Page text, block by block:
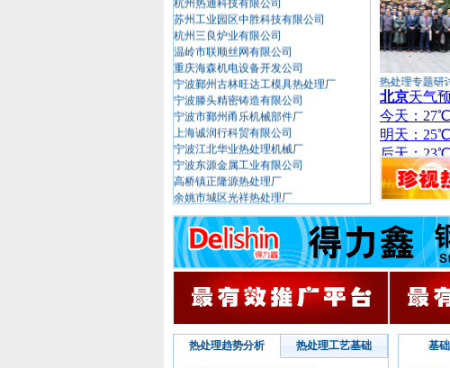
苏州工业园区中胜科技有限公司
杭州三良炉业有限公司
温岭市联顺丝网有限公司
重庆海森机电设备开发公司
宁波鄞州古林旺达工模具热处理厂
宁波滕头精密铸造有限公司
宁波市鄞州甬乐机械部件厂
上海诚润行科贸有限公司
宁波江北华业热处理机械厂
宁波东源金属工业有限公司
高桥镇正隆源热处理厂
余姚市城区光祥热处理厂
宁波捷士泰金属热处理有限公司
宁波市岭南金属科技有限公司
宁波市鄞州高桥东海热处理厂
宁波安拓实业有限公司
江苏鑫露新材料股份有限公司
宁海县恒帅热处理厂
宁波陆信机械有限公司
余姚市余姚镇永丰真空热处理厂
宁波海曙迪特贸易有限公司
2021中国可控气氛热处理专题研讨
热处理趋势分析 热处理工艺基础 基